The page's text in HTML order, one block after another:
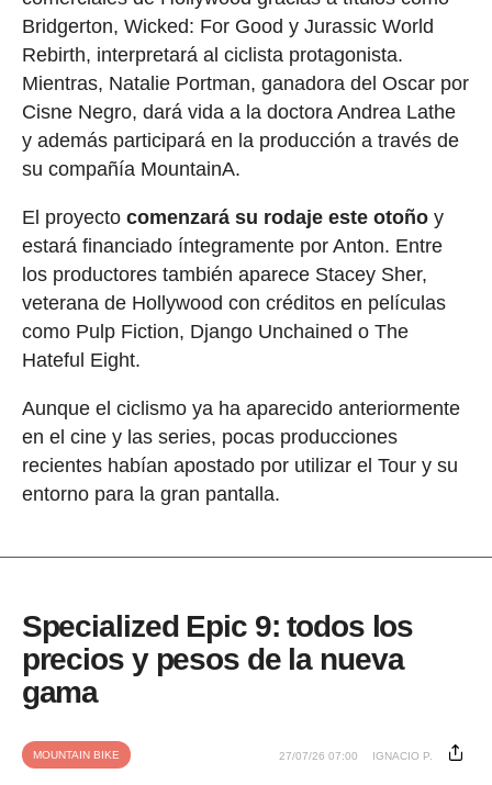
Bridgerton, Wicked: For Good y Jurassic World
Rebirth, interpretará al ciclista protagonista.
Mientras, Natalie Portman, ganadora del Oscar por
Cisne Negro, dará vida a la doctora Andrea Lathe
y además participará en la producción a través de
su compañía MountainA.
El proyecto comenzará su rodaje este otoñoy
estará financiado íntegramente por Anton. Entre
los productores también aparece Stacey Sher,
veterana de Hollywood con créditos en películas
como Pulp Fiction, Django Unchained o The
Hateful Eight.
Aunque el ciclismo ya ha aparecido anteriormente
en el cine y las series, pocas producciones
recientes habían apostado por utilizar el Tour y su
entorno para la gran pantalla.
Specialized Epic 9: todos los
precios y pesos de la nueva
gama
MOUNTAIN BIKE 27/07/26 07:00 IGNACIO P.